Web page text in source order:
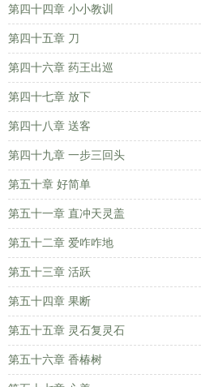
第四十四章 小小教训
第四十五章 刀
第四十六章 药王出巡
第四十七章 放下
第四十八章 送客
第四十九章 一步三回头
第五十章 好简单
第五十一章 直冲天灵盖
第五十二章 爱咋咋地
第五十三章 活跃
第五十四章 果断
第五十五章 灵石复灵石
第五十六章 香椿树